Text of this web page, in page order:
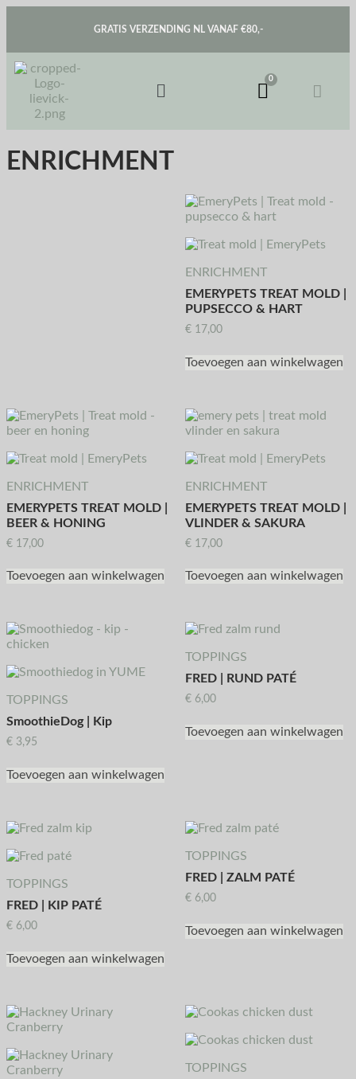
GRATIS VERZENDING NL VANAF €80,-
ENRICHMENT
ENRICHMENT
EMERYPETS TREAT MOLD |
PUPSECCO & HART
€17,00
Toevoegen aan winkelwagen
ENRICHMENT
EMERYPETS TREAT MOLD |
BEER & HONING
€ 17,00
Toevoegen aan winkelwagen
ENRICHMENT
EMERYPETS TREAT MOLD |
VLINDER & SAKURA
€17,00
Toevoegen aan winkelwagen
TOPPINGS
SmoothieDog | Kip
€ 3,95
Toevoegen aan winkelwagen
TOPPINGS
FRED | RUND PATÉ
€6,00
Toevoegen aan winkelwagen
TOPPINGS
FRED | KIP PATÉ
€ 6,00
Toevoegen aan winkelwagen
TOPPINGS
FRED | ZALM PATÉ
€6,00
Toevoegen aan winkelwagen
TOPPINGS